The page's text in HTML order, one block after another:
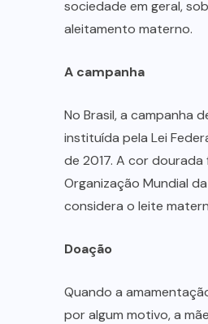
sociedade em geral,
aleitamento materno.
A campanha
No Brasil, a campanha
instituída pela Lei
de 2017. A cor dourada
Organização Mundial
considera o leite
Doação
Quando a
por algum motivo, a